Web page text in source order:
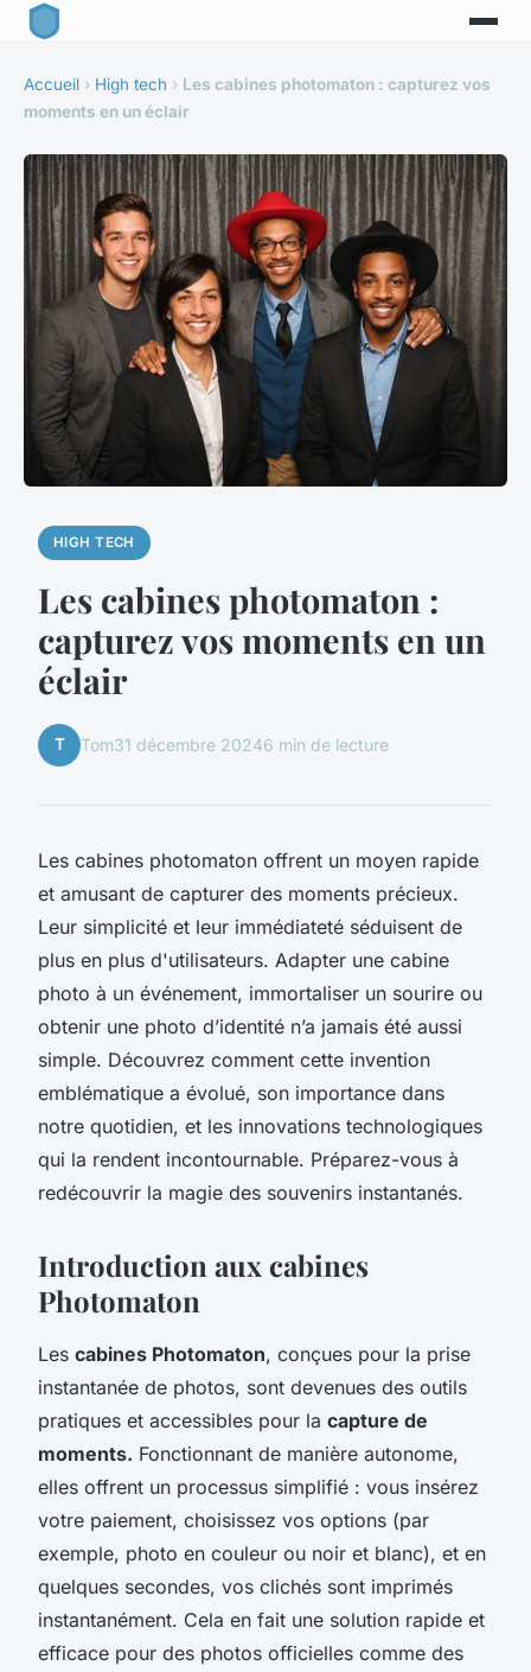
Accueil › High tech › Les cabines photomaton : capturez vos
moments en un éclair
HIGH TECH
Les cabines photomaton :
capturez vos moments en un
éclair
T Tom31 décembre 20246 min de lecture
Les cabines photomaton offrent un moyen rapide
et amusant de capturer des moments précieux.
Leur simplicité et leur immédiateté séduisent de
plus en plus d'utilisateurs. Adapter une cabine
photo à un événement, immortaliser un sourire ou
obtenir une photo d’identité n’a jamais été aussi
simple. Découvrez comment cette invention
emblématique a évolué, son importance dans
notre quotidien, et les innovations technologiques
qui la rendent incontournable. Préparez-vous à
redécouvrir la magie des souvenirs instantanés.
Introduction aux cabines
Photomaton
Les cabines Photomaton, conçues pour la prise
instantanée de photos, sont devenues des outils
pratiques et accessibles pour la capture de
moments. Fonctionnant de manière autonome,
elles offrent un processus simplifié : vous insérez
votre paiement, choisissez vos options (par
exemple, photo en couleur ou noir et blanc), et en
quelques secondes, vos clichés sont imprimés
instantanément. Cela en fait une solution rapide et
efficace pour des photos officielles comme des